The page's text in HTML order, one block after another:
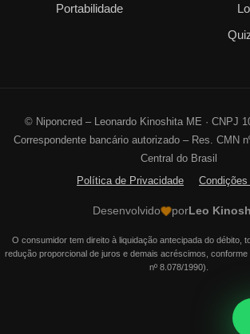
Portabilidade
© Niponcred – Leonardo Kinoshita ME · CNPJ
Correspondente bancário autorizado – Res. CMN
Central do Brasil
Política de Privacidade
Condições
Desenvolvido por Leo
O consumidor tem direito à liquidação antecipada do débito,
redução proporcional de juros e demais acréscimos, conforme
nº 8.078/1990).